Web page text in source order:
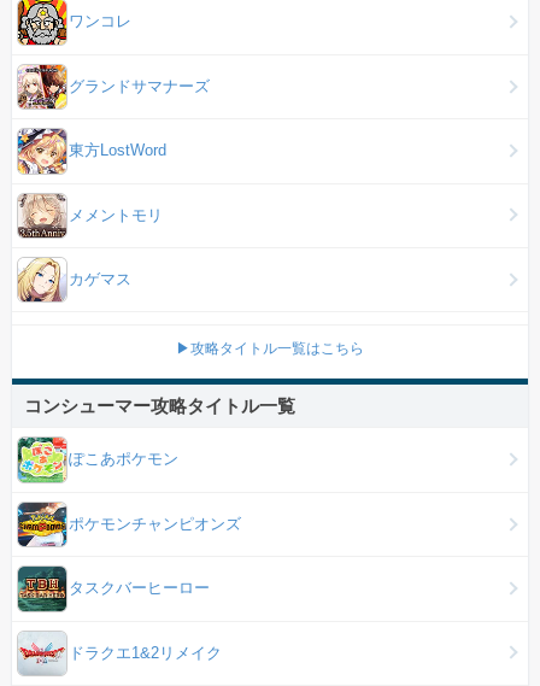
ワンコレ
グランドサマナーズ
東方LostWord
メメントモリ
カゲマス
▶攻略タイトル一覧はこちら
コンシューマー攻略タイトル一覧
ぽこあポケモン
ポケモンチャンピオンズ
タスクバーヒーロー
ドラクエ1&2リメイク